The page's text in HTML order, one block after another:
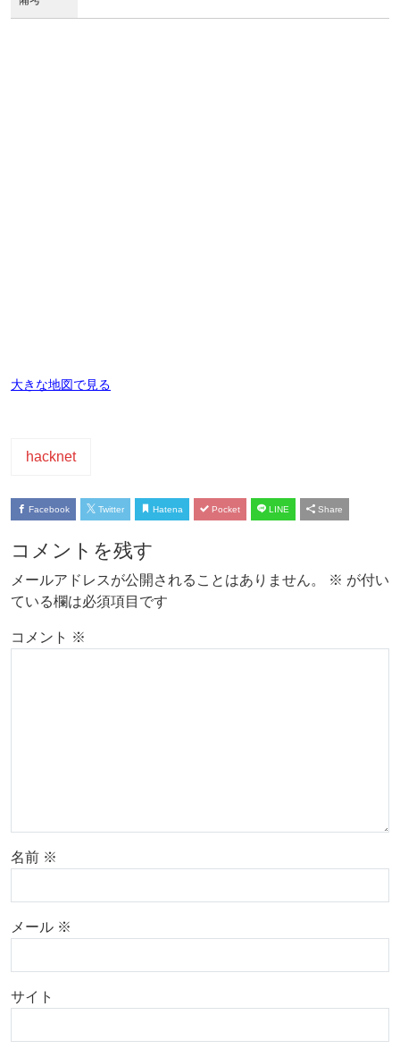
大きな地図で見る
hacknet
Facebook Twitter Hatena Pocket LINE Share
コメントを残す
メールアドレスが公開されることはありません。 ※ が付い
ている欄は必須項目です
コメント ※
名前 ※
メール ※
サイト